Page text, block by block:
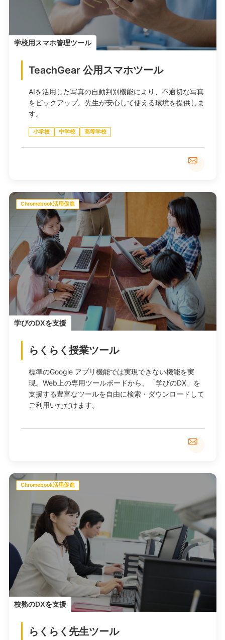
学校用スマホ管理ツール
TeachGear 公用スマホツール
AIを活用した写真の自動判別機能により、不適切な写真
をピックアップ。先生が安心して使える環境を提供しま
す。
小学校 中学校 高等学校
Chromebook活用促進
学びのDXを支援
らくらく授業ツール
標準のGoogle アプリ機能では実現できない機能を実
現。Web上の専用ツールボードから、「学びのDX」を
支援する豊富なツールを自由に検索・ダウンロードして
ご利用いただけます。
Chromebook活用促進
校務のDXを支援
らくらく先生ツール